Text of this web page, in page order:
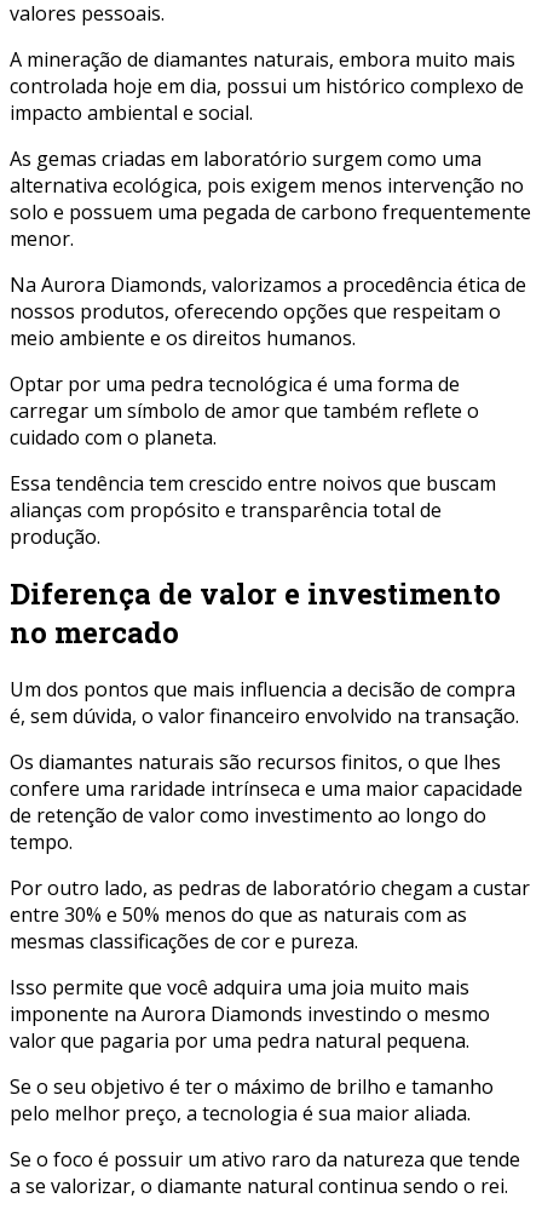
valores pessoais.
A mineração de diamantes naturais, embora muito mais
controlada hoje em dia, possui um histórico complexo de
impacto ambiental e social.
As gemas criadas em laboratório surgem como uma
alternativa ecológica, pois exigem menos intervenção no
solo e possuem uma pegada de carbono frequentemente
menor.
Na Aurora Diamonds, valorizamos a procedência ética de
nossos produtos, oferecendo opções que respeitam o
meio ambiente e os direitos humanos.
Optar por uma pedra tecnológica é uma forma de
carregar um símbolo de amor que também reflete o
cuidado com o planeta.
Essa tendência tem crescido entre noivos que buscam
alianças com propósito e transparência total de
produção.
Diferença de valor e investimento
no mercado
Um dos pontos que mais influencia a decisão de compra
é, sem dúvida, o valor financeiro envolvido na transação.
Os diamantes naturais são recursos finitos, o que lhes
confere uma raridade intrínseca e uma maior capacidade
de retenção de valor como investimento ao longo do
tempo.
Por outro lado, as pedras de laboratório chegam a custar
entre 30% e 50% menos do que as naturais com as
mesmas classificações de cor e pureza.
Isso permite que você adquira uma joia muito mais
imponente na Aurora Diamonds investindo o mesmo
valor que pagaria por uma pedra natural pequena.
Se o seu objetivo é ter o máximo de brilho e tamanho
pelo melhor preço, a tecnologia é sua maior aliada.
Se o foco é possuir um ativo raro da natureza que tende
a se valorizar, o diamante natural continua sendo o rei.